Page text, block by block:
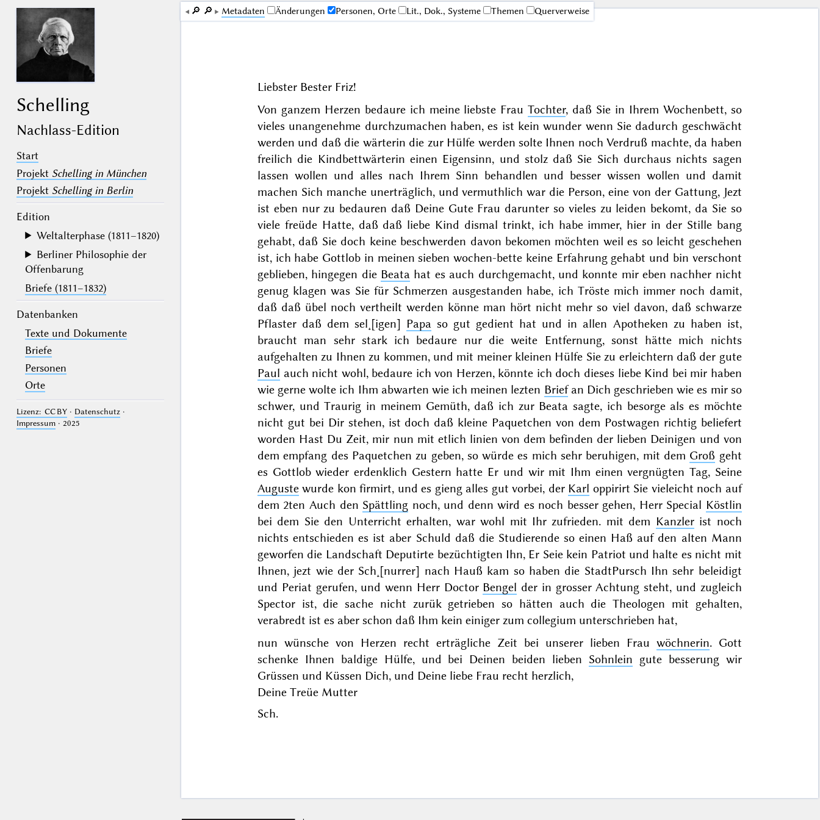
Schelling
Nachlass-Edition
Start
Projekt Schelling in München
Projekt Schelling in Berlin
Edition
Weltalterphase (1811–1820)
Berliner Philosophie der
Offenbarung
Briefe (1811–1832)
Datenbanken
Texte und Dokumente
Briefe
Personen
Orte
Lizenz: CC BY· Datenschutz·
Impressum· 2025
🔎︎ 🔎︎ Me­ta­da­ten Änderungen Personen, Orte Lit., Dok., Systeme Themen Querverweise
Liebster Bester Friz!
Von ganzem Herzen bedaure ich meine liebste FrauTochter, daß Sie in Ihrem Wochenbett, so
vieles unangenehme durchzumachen haben, es ist kein wunder wenn Sie dadurch geschwächt
werden und daß die wärterin die zur Hülfe werden solte Ihnen noch Verdruß machte, da haben
freilich die Kindbettwärterin einen Eigensinn, und stolz daß Sie Sich durchaus nichts sagen
lassen wollen und alles nach Ihrem Sinn behandlen und besser wissen wollen und damit
machen Sich manche unerträglich, und vermuthlich war die Person, eine von der Gattung, Jezt
ist eben nur zu bedauren daß Deine Gute Frau darunter so vieles zu leiden bekomt, da Sie so
viele freüde Hatte, daß daß liebe Kind dismal trinkt, ich habe immer, hier in der Stille bang
gehabt, daß Sie doch keine beschwerden davon bekomen möchten weil es so leicht geschehen
ist, ich habe Gottlob in meinen sieben wochen-bette keine Erfahrung gehabt und bin verschont
geblieben, hingegen die Beata hat es auch durchgemacht, und konnte mir eben nachher nicht
genug klagen was Sie für Schmerzen ausgestanden habe, ich Tröste mich immer noch damit,
daß daß übel noch vertheilt werden könne man hört nicht mehr so viel davon, daß schwarze
Pflaster daß dem sel˖[igen] Papa so gut gedient hat und in allen Apotheken zu haben ist,
braucht man sehr stark ich bedaure nur die weite Entfernung, sonst hätte mich nichts
aufgehalten zu Ihnen zu kommen, und mit meiner kleinen Hülfe Sie zu erleichtern daß der gute
Paul auch nicht wohl, bedaure ich von Herzen, könnte ich doch dieses liebe Kind bei mir haben
wie gerne wolte ich Ihm abwarten wie ich meinen lezten Briefan Dich geschrieben wie es mir so
schwer, und Traurig in meinem Gemüth, daß ich zur Beata sagte, ich besorge als es möchte
nicht gut bei Dir stehen, ist doch daß kleine Paquetchen von dem Postwagen richtig beliefert
worden Hast Du Zeit, mir nun mit etlich linien von dem befinden der lieben Deinigen und von
dem empfang des Paquetchen zu geben, so würde es mich sehr beruhigen, mit dem Groß geht
es Gottlob wieder erdenklich Gestern hatte Er und wir mit Ihm einen vergnügten Tag, Seine
Augustewurde kon firmirt, und es gieng alles gut vorbei, der Karl oppirirt Sie vieleicht noch auf
dem 2ten Auch den Spättling noch, und denn wird es noch besser gehen, Herr Special Köstlin
bei dem Sie den Unterricht erhalten, war wohl mit Ihr zufrieden. mit dem Kanzlerist noch
nichts entschieden es ist aber Schuld daß die Studierende so einen Haß auf den alten Mann
geworfen die Landschaft Deputirte bezüchtigten Ihn, Er Seie kein Patriot und halte es nicht mit
Ihnen, jezt wie der Sch˖[nurrer] nach Hauß kam so haben die StadtPursch Ihn sehr beleidigt
und Periat gerufen, und wenn Herr Doctor Bengel der in grosser Achtung steht, und zugleich
Spector ist, die sache nicht zurük getrieben so hätten auch die Theologen mit gehalten,
verabredt ist es aber schon daß Ihm kein einiger zum collegium unterschrieben hat,
nun wünsche von Herzen recht erträgliche Zeit bei unserer lieben Frau wöchnerin. Gott
schenke Ihnen baldige Hülfe, und bei Deinen beiden lieben Sohnlein gute besserung wir
Grüssen und Küssen Dich, und Deine liebe Frau recht herzlich,
Deine Treüe Mutter
Sch.